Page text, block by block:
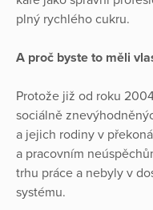
plný rychlého cukru.
A proč byste to měli
Protože již od roku
sociálně
a jejich rodiny v
a pracovním
trhu práce a nebyly v
systému.